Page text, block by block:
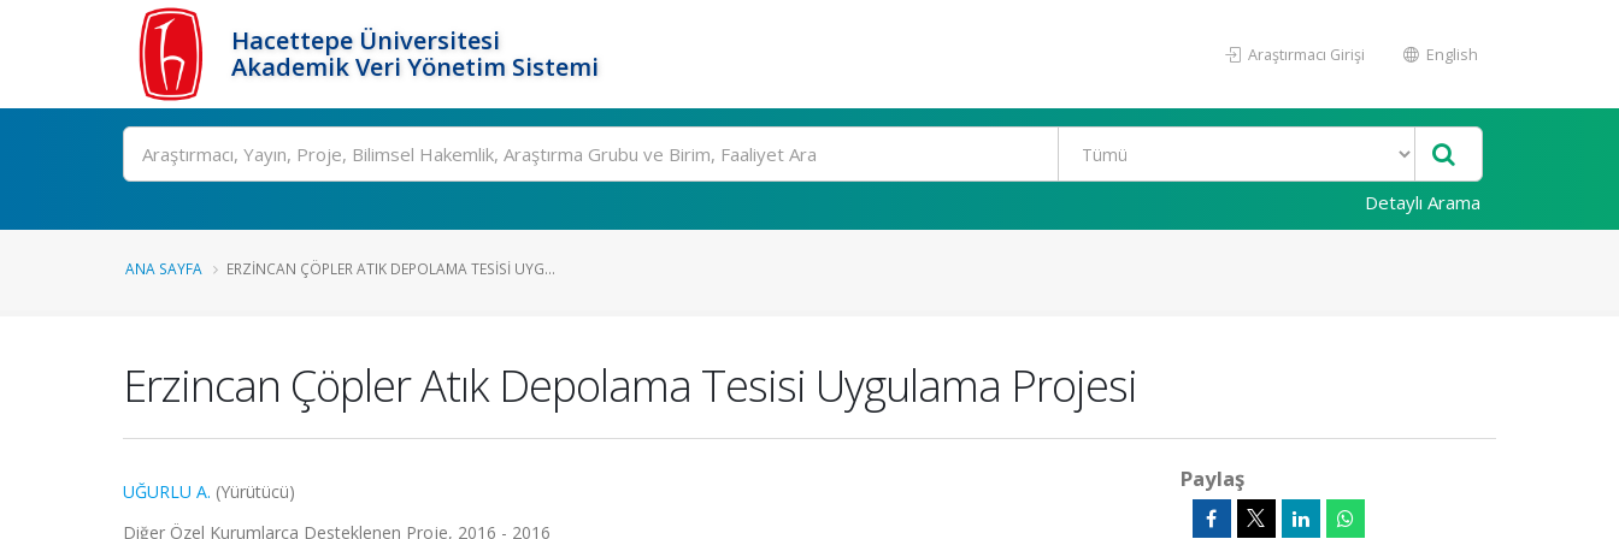
Hacettepe Üniversitesi
Akademik Veri Yönetim Sistemi
Araştırmacı Girişi English
Ara
Detaylı Arama
ANA SAYFA ERZINCAN ÇÖPLER ATIK DEPOLAMA TESISI UYG...
Erzincan Çöpler Atık Depolama Tesisi Uygulama Projesi
UĞURLU A. (Yürütücü)
Diğer Özel Kurumlarca Desteklenen Proje, 2016 - 2016
Paylaş